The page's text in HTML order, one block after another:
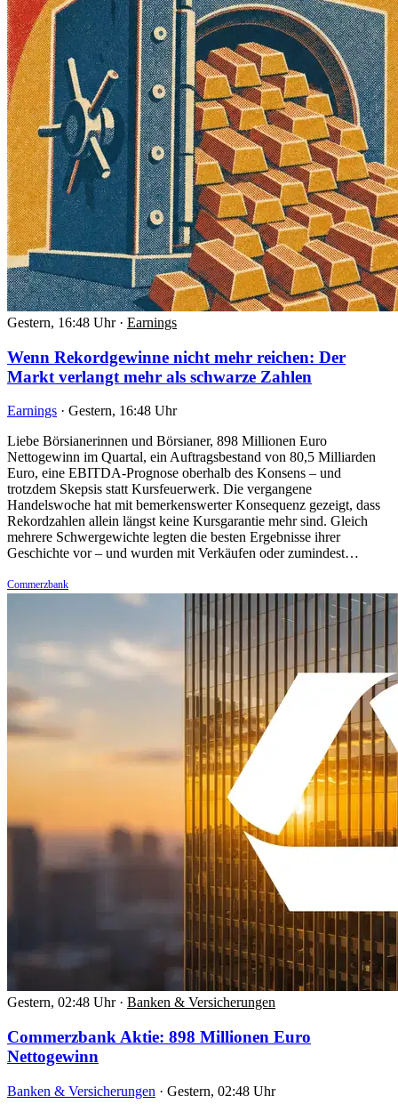
Gestern, 16:48 Uhr · Earnings
Wenn Rekordgewinne nicht mehr reichen: Der
Markt verlangt mehr als schwarze Zahlen
Earnings · Gestern, 16:48 Uhr
Liebe Börsianerinnen und Börsianer, 898 Millionen Euro
Nettogewinn im Quartal, ein Auftragsbestand von 80,5 Milliarden
Euro, eine EBITDA-Prognose oberhalb des Konsens – und
trotzdem Skepsis statt Kursfeuerwerk. Die vergangene
Handelswoche hat mit bemerkenswerter Konsequenz gezeigt, dass
Rekordzahlen allein längst keine Kursgarantie mehr sind. Gleich
mehrere Schwergewichte legten die besten Ergebnisse ihrer
Geschichte vor – und wurden mit Verkäufen oder zumindest…
Commerzbank
Gestern, 02:48 Uhr · Banken & Versicherungen
Commerzbank Aktie: 898 Millionen Euro
Nettogewinn
Banken & Versicherungen · Gestern, 02:48 Uhr